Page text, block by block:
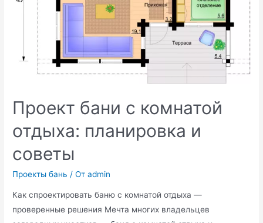
Проект бани с комнатой
отдыха: планировка и
советы
Проекты бань / От admin
Как спроектировать баню с комнатой отдыха —
проверенные решения Мечта многих владельцев